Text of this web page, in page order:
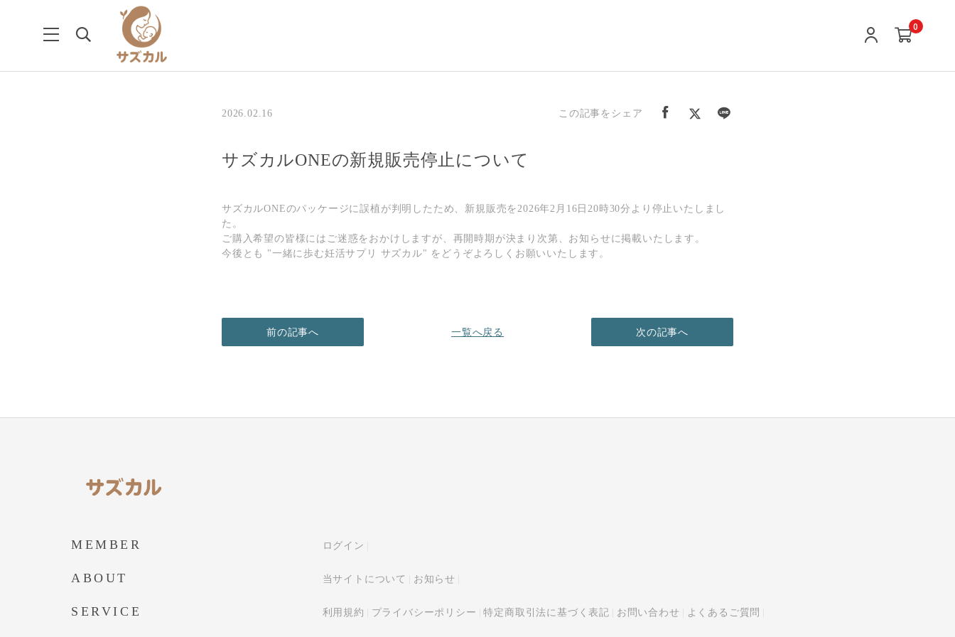
0
2026.02.16 この記事をシェア
サズカルONEの新規販売停止について
サズカルONEのパッケージに誤植が判明したため、新規販売を2026年2月16日20時30分より停止いたしまし
た。
ご購入希望の皆様にはご迷惑をおかけしますが、再開時期が決まり次第、お知らせに掲載いたします。
今後とも "一緒に歩む妊活サプリ サズカル" をどうぞよろしくお願いいたします。
前の記事へ 一覧へ戻る 次の記事へ
MEMBER ログイン
ABOUT 当サイトについて お知らせ
SERVICE 利用規約 プライバシーポリシー 特定商取引法に基づく表記 お問い合わせ よくあるご質問